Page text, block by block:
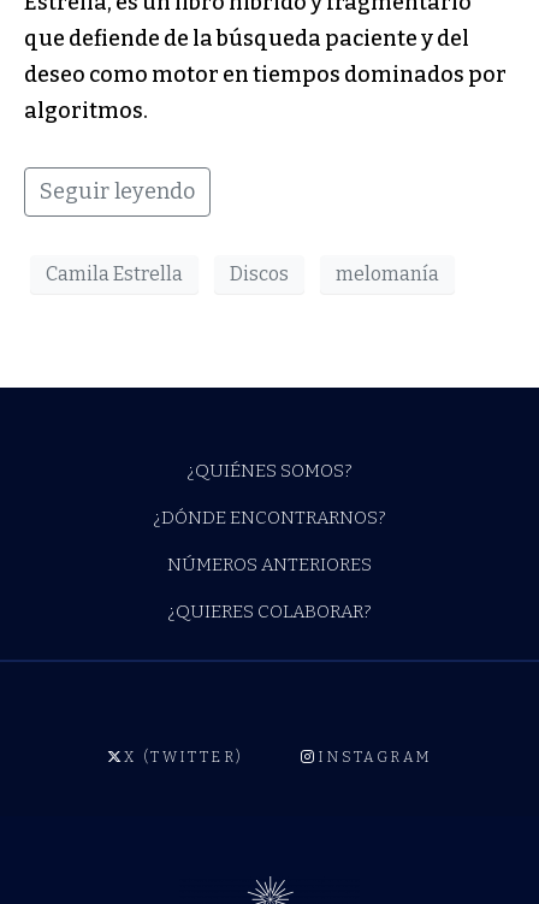
que defiende de la búsqueda paciente y del
deseo como motor en tiempos dominados por
algoritmos.
Seguir leyendo
Camila Estrella Discos melomanía
¿QUIÉNES SOMOS?
¿DÓNDE ENCONTRARNOS?
NÚMEROS ANTERIORES
¿QUIERES COLABORAR?
X (TWITTER) INSTAGRAM